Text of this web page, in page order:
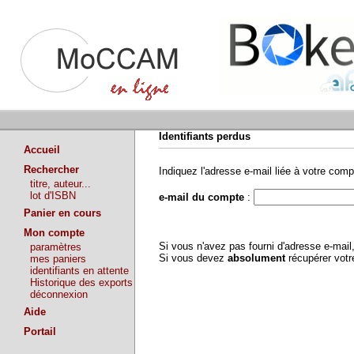
Accueil
Rechercher
titre, auteur...
lot d'ISBN
Panier en cours
Mon compte
paramètres
mes paniers
identifiants en attente
Historique des exports
déconnexion
Aide
Portail
Identifiants perdus
Indiquez l'adresse e-mail liée à votre
e-mail du compte :
Si vous n'avez pas fourni d'adresse e-
Si vous devez absolumentrécupérer